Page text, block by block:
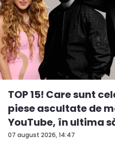
07 august 2026, 14:47
TOP 15! Care sunt
piese ascultate de
YouTube, în ultima